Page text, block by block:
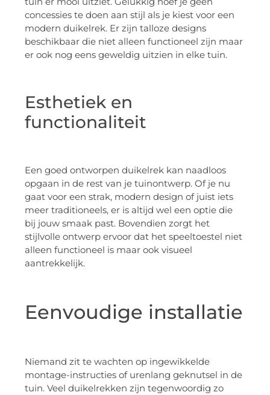
concessies te doen aan stijl als je kiest voor een
modern duikelrek. Er zijn talloze designs
beschikbaar die niet alleen functioneel zijn maar
er ook nog eens geweldig uitzien in elke tuin.
Esthetiek en
functionaliteit
Een goed ontworpen duikelrek kan naadloos
opgaan in de rest van je tuinontwerp. Of je nu
gaat voor een strak, modern design of juist iets
meer traditioneels, er is altijd wel een optie die
bij jouw smaak past. Bovendien zorgt het
stijlvolle ontwerp ervoor dat het speeltoestel niet
alleen functioneel is maar ook visueel
aantrekkelijk.
Eenvoudige installatie
Niemand zit te wachten op ingewikkelde
montage-instructies of urenlang geknutsel in de
tuin. Veel duikelrekken zijn tegenwoordig zo